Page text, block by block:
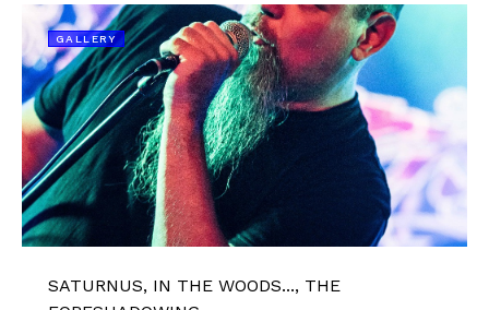
GALLERY
SATURNUS, IN THE WOODS..., THE